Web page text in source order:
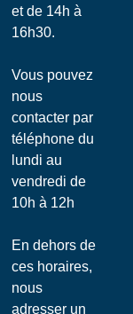
et de 14h à
16h30.
Vous pouvez
nous
contacter par
téléphone du
lundi au
vendredi de
10h à 12h
En dehors de
ces horaires,
nous
adresser un